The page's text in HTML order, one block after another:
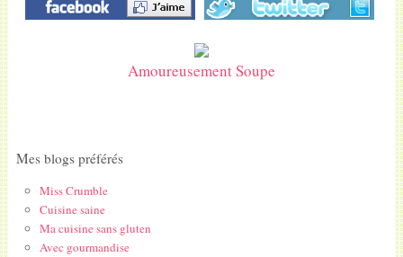
Amoureusement Soupe
Mes blogs préférés
Miss Crumble
Cuisine saine
Ma cuisine sans gluten
Avec gourmandise